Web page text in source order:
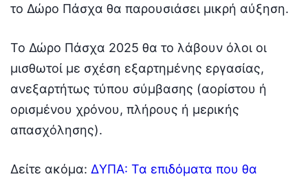
το Δώρο Πάσχα θα παρουσιάσει μικρή αύξηση.
Το Δώρο Πάσχα 2025 θα το λάβουν όλοι οι
μισθωτοί με σχέση εξαρτημένης εργασίας,
ανεξαρτήτως τύπου σύμβασης (αορίστου ή
ορισμένου χρόνου, πλήρους ή μερικής
απασχόλησης).
Δείτε ακόμα: ΔΥΠΑ: Τα επιδόματα που θα